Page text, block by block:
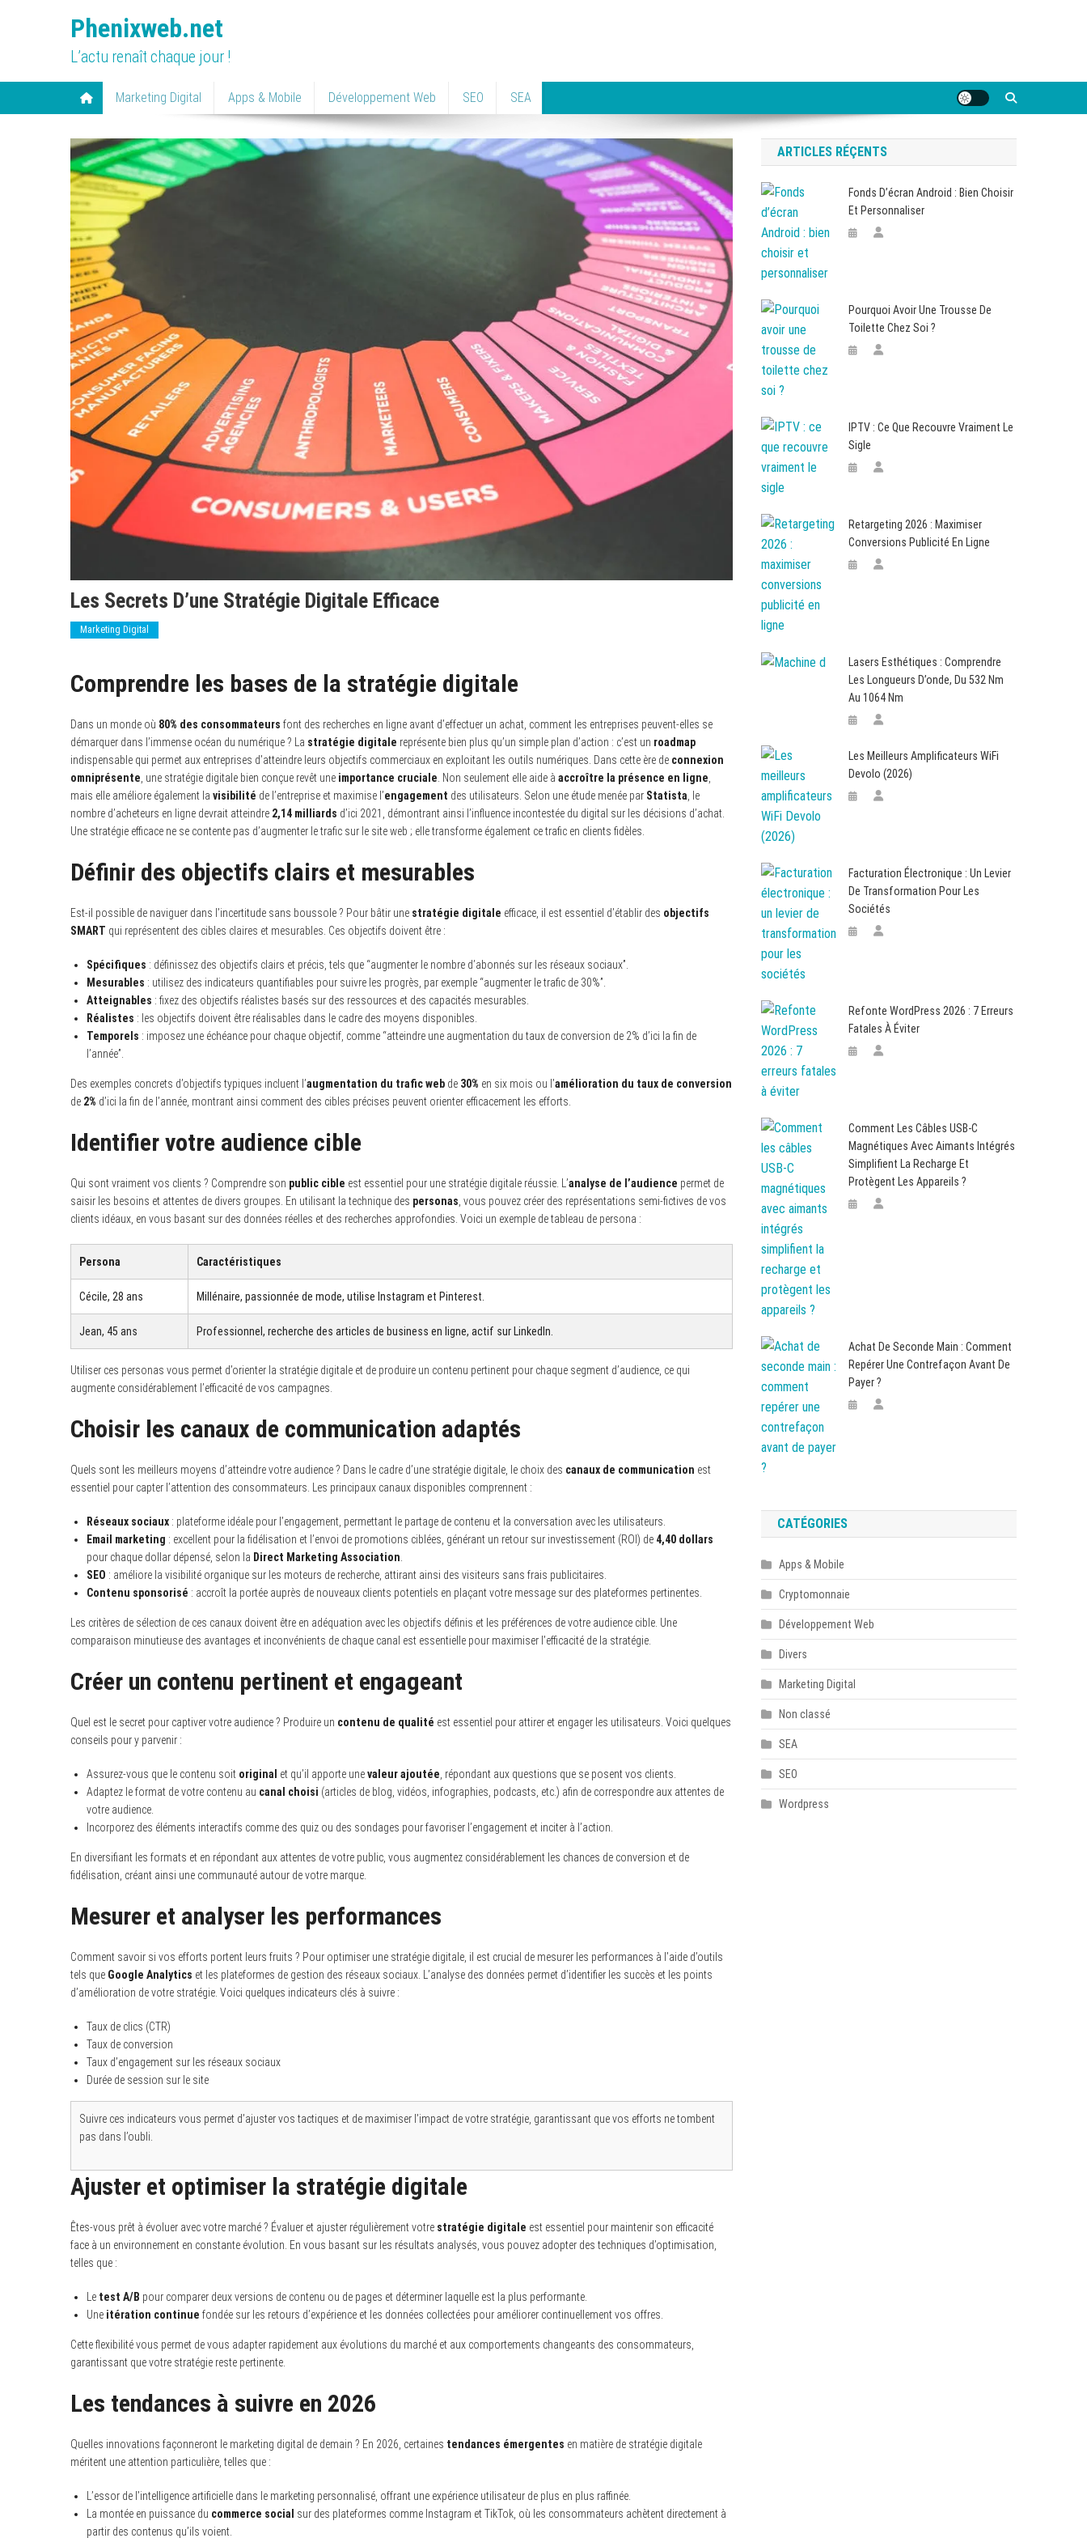
Phenixweb.net
L’actu renaît chaque jour !
Marketing Digital Apps & Mobile Développement Web SEO SEA
Les Secrets D’une Stratégie Digitale Efficace
Marketing Digital
Comprendre les bases de la stratégie digitale
Dans un monde où 80% des consommateurs font des recherches en ligne avant d’effectuer un achat, comment les entreprises peuvent-elles se
démarquer dans l’immense océan du numérique ? La stratégie digitale représente bien plus qu’un simple plan d’action : c’est un roadmap
indispensable qui permet aux entreprises d’atteindre leurs objectifs commerciaux en exploitant les outils numériques. Dans cette ère de connexion
omniprésente, une stratégie digitale bien conçue revêt une importance cruciale. Non seulement elle aide à accroître la présence en ligne,
mais elle améliore également la visibilité de l’entreprise et maximise l’engagement des utilisateurs. Selon une étude menée par Statista, le
nombre d’acheteurs en ligne devrait atteindre 2,14 milliards d’ici 2021, démontrant ainsi l’influence incontestée du digital sur les décisions d’achat.
Une stratégie efficace ne se contente pas d’augmenter le trafic sur le site web ; elle transforme également ce trafic en clients fidèles.
Définir des objectifs clairs et mesurables
Est-il possible de naviguer dans l’incertitude sans boussole ? Pour bâtir une stratégie digitale efficace, il est essentiel d’établir des objectifs
SMART qui représentent des cibles claires et mesurables. Ces objectifs doivent être :
Spécifiques : définissez des objectifs clairs et précis, tels que “augmenter le nombre d’abonnés sur les réseaux sociaux”.
Mesurables : utilisez des indicateurs quantifiables pour suivre les progrès, par exemple “augmenter le trafic de 30%”.
Atteignables : fixez des objectifs réalistes basés sur des ressources et des capacités mesurables.
Réalistes : les objectifs doivent être réalisables dans le cadre des moyens disponibles.
Temporels : imposez une échéance pour chaque objectif, comme “atteindre une augmentation du taux de conversion de 2% d’ici la fin de
l’année”.
Des exemples concrets d’objectifs typiques incluent l’augmentation du trafic web de 30% en six mois ou l’amélioration du taux de conversion
de 2% d’ici la fin de l’année, montrant ainsi comment des cibles précises peuvent orienter efficacement les efforts.
Identifier votre audience cible
Qui sont vraiment vos clients ? Comprendre son public cible est essentiel pour une stratégie digitale réussie. L’analyse de l’audience permet de
saisir les besoins et attentes de divers groupes. En utilisant la technique des personas, vous pouvez créer des représentations semi-fictives de vos
clients idéaux, en vous basant sur des données réelles et des recherches approfondies. Voici un exemple de tableau de persona :
Persona Caractéristiques
Cécile, 28 ans Millénaire, passionnée de mode, utilise Instagram et Pinterest.
Jean, 45 ans Professionnel, recherche des articles de business en ligne, actif sur LinkedIn.
Utiliser ces personas vous permet d’orienter la stratégie digitale et de produire un contenu pertinent pour chaque segment d’audience, ce qui
augmente considérablement l’efficacité de vos campagnes.
Choisir les canaux de communication adaptés
Quels sont les meilleurs moyens d’atteindre votre audience ? Dans le cadre d’une stratégie digitale, le choix des canaux de communication est
essentiel pour capter l’attention des consommateurs. Les principaux canaux disponibles comprennent :
Réseaux sociaux : plateforme idéale pour l’engagement, permettant le partage de contenu et la conversation avec les utilisateurs.
Email marketing : excellent pour la fidélisation et l’envoi de promotions ciblées, générant un retour sur investissement (ROI) de 4,40 dollars
pour chaque dollar dépensé, selon la Direct Marketing Association.
SEO : améliore la visibilité organique sur les moteurs de recherche, attirant ainsi des visiteurs sans frais publicitaires.
Contenu sponsorisé : accroît la portée auprès de nouveaux clients potentiels en plaçant votre message sur des plateformes pertinentes.
Les critères de sélection de ces canaux doivent être en adéquation avec les objectifs définis et les préférences de votre audience cible. Une
comparaison minutieuse des avantages et inconvénients de chaque canal est essentielle pour maximiser l’efficacité de la stratégie.
Créer un contenu pertinent et engageant
Quel est le secret pour captiver votre audience ? Produire un contenu de qualité est essentiel pour attirer et engager les utilisateurs. Voici quelques
conseils pour y parvenir :
Assurez-vous que le contenu soit original et qu’il apporte unevaleur ajoutée, répondant aux questions que se posent vos clients.
Adaptez le format de votre contenu au canal choisi (articles de blog, vidéos, infographies, podcasts, etc.) afin de correspondre aux attentes de
votre audience.
Incorporez des éléments interactifs comme des quiz ou des sondages pour favoriser l’engagement et inciter à l’action.
En diversifiant les formats et en répondant aux attentes de votre public, vous augmentez considérablement les chances de conversion et de
fidélisation, créant ainsi une communauté autour de votre marque.
Mesurer et analyser les performances
Comment savoir si vos efforts portent leurs fruits ? Pour optimiser une stratégie digitale, il est crucial de mesurer les performances à l’aide d’outils
tels que Google Analytics et les plateformes de gestion des réseaux sociaux. L’analyse des données permet d’identifier les succès et les points
d’amélioration de votre stratégie. Voici quelques indicateurs clés à suivre :
Taux de clics (CTR)
Taux de conversion
Taux d’engagement sur les réseaux sociaux
Durée de session sur le site
Suivre ces indicateurs vous permet d’ajuster vos tactiques et de maximiser l’impact de votre stratégie, garantissant que vos efforts ne tombent
pas dans l’oubli.
Ajuster et optimiser la stratégie digitale
Êtes-vous prêt à évoluer avec votre marché ? Évaluer et ajuster régulièrement votre stratégie digitale est essentiel pour maintenir son efficacité
face à un environnement en constante évolution. En vous basant sur les résultats analysés, vous pouvez adopter des techniques d’optimisation,
telles que :
Le test A/B pour comparer deux versions de contenu ou de pages et déterminer laquelle est la plus performante.
Une itération continue fondée sur les retours d’expérience et les données collectées pour améliorer continuellement vos offres.
Cette flexibilité vous permet de vous adapter rapidement aux évolutions du marché et aux comportements changeants des consommateurs,
garantissant que votre stratégie reste pertinente.
Les tendances à suivre en 2026
Quelles innovations façonneront le marketing digital de demain ? En 2026, certaines tendances émergentes en matière de stratégie digitale
méritent une attention particulière, telles que :
L’essor de l’intelligence artificielle dans le marketing personnalisé, offrant une expérience utilisateur de plus en plus raffinée.
La montée en puissance du commerce social sur des plateformes comme Instagram et TikTok, où les consommateurs achètent directement à
partir des contenus qu’ils voient.
ARTICLES RÉÇENTS
Fonds D’écran Android : Bien Choisir
Et Personnaliser
Pourquoi Avoir Une Trousse De
Toilette Chez Soi ?
IPTV : Ce Que Recouvre Vraiment Le
Sigle
Retargeting 2026 : Maximiser
Conversions Publicité En Ligne
Lasers Esthétiques : Comprendre
Les Longueurs D’onde, Du 532 Nm
Au 1064 Nm
Les Meilleurs Amplificateurs WiFi
Devolo (2026)
Facturation Électronique : Un Levier
De Transformation Pour Les
Sociétés
Refonte WordPress 2026 : 7 Erreurs
Fatales À Éviter
Comment Les Câbles USB-C
Magnétiques Avec Aimants Intégrés
Simplifient La Recharge Et
Protègent Les Appareils ?
Achat De Seconde Main : Comment
Repérer Une Contrefaçon Avant De
Payer ?
CATÉGORIES
Apps & Mobile
Cryptomonnaie
Développement Web
Divers
Marketing Digital
Non classé
SEA
SEO
Wordpress